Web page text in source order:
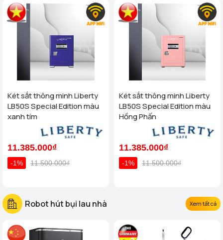
Két sắt thông minh Liberty
LB50S Special Edition màu
xanh tím
11.385.000₫
-1% 11.500.000₫
Két sắt thông minh Liberty
LB50S Special Edition màu
Hồng Phấn
11.385.000₫
-1% 11.500.000₫
Robot hút bụi lau nhà Xem tất cả